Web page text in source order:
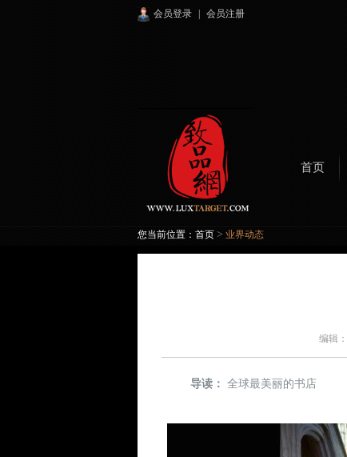
会员登录 会员注册
首页
您当前位置： 首页 > 业界动态
编辑：
导读： 全球最美丽的书店